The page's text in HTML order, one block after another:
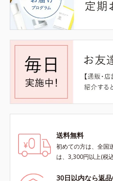
送料無料
初めての方は、全国
は、3,300円以上(税
30日以内なら返